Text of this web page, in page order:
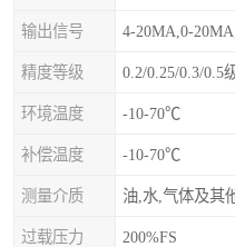
输出信号 4-20MA,0-
精度等级 0.2/0.25/0.3/0.5
环境温度 -10-70℃
补偿温度 -10-70℃
测量介质 油,水,气体及其
过载压力 200%FS